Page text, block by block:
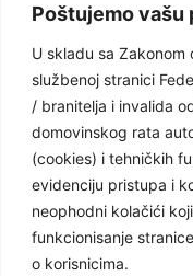
Poštujemo vašu
U skladu sa
službenoj stranici
/ branitelja i invalida
domovinskog rata
(cookies) i tehničkih
evidenciju pristupa i
neophodni kolačići
funkcionisanje
o korisnicima.
Facebook Stranica
Youtube Kanal
Linkovi
Vlada Federacije
Federalno
Federalni zavod za